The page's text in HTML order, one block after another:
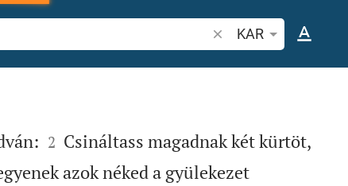
Igevers vagy szó keresése
KAR


2 Csináltass magadnak két kürtöt,
azok néked a gyülekezet